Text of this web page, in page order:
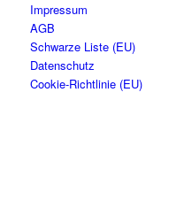
Impressum
AGB
Schwarze Liste (EU)
Datenschutz
Cookie-Richtlinie (EU)